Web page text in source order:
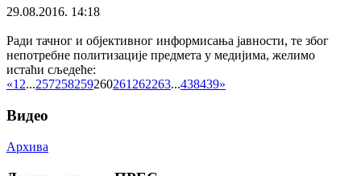
29.08.2016. 14:18
Ради тачног и објективног информисања јавности, те због
непотребне политизације предмета у медијима, желимо
истаћи сљедеће:
«12...257258259260261262263...438439»
Видео
Архива